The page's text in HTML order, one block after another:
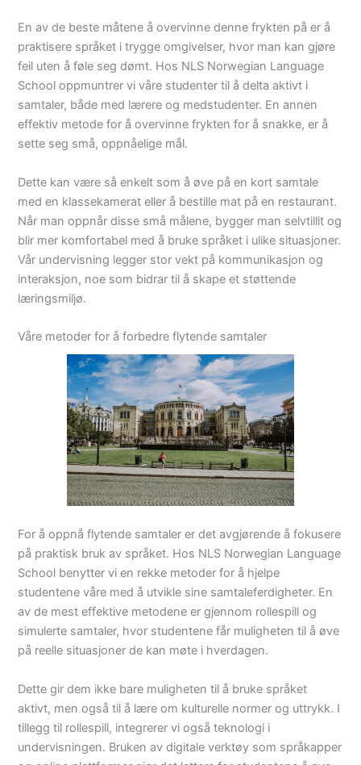
En av de beste måtene å overvinne denne frykten på er å
praktisere språket i trygge omgivelser, hvor man kan gjøre
feil uten å føle seg dømt. Hos NLS Norwegian Language
School oppmuntrer vi våre studenter til å delta aktivt i
samtaler, både med lærere og medstudenter. En annen
effektiv metode for å overvinne frykten for å snakke, er å
sette seg små, oppnåelige mål.
Dette kan være så enkelt som å øve på en kort samtale
med en klassekamerat eller å bestille mat på en restaurant.
Når man oppnår disse små målene, bygger man selvtillit og
blir mer komfortabel med å bruke språket i ulike situasjoner.
Vår undervisning legger stor vekt på kommunikasjon og
interaksjon, noe som bidrar til å skape et støttende
læringsmiljø.
Våre metoder for å forbedre flytende samtaler
For å oppnå flytende samtaler er det avgjørende å fokusere
på praktisk bruk av språket. Hos NLS Norwegian Language
School benytter vi en rekke metoder for å hjelpe
studentene våre med å utvikle sine samtaleferdigheter. En
av de mest effektive metodene er gjennom rollespill og
simulerte samtaler, hvor studentene får muligheten til å øve
på reelle situasjoner de kan møte i hverdagen.
Dette gir dem ikke bare muligheten til å bruke språket
aktivt, men også til å lære om kulturelle normer og uttrykk. I
tillegg til rollespill, integrerer vi også teknologi i
undervisningen. Bruken av digitale verktøy som språkapper